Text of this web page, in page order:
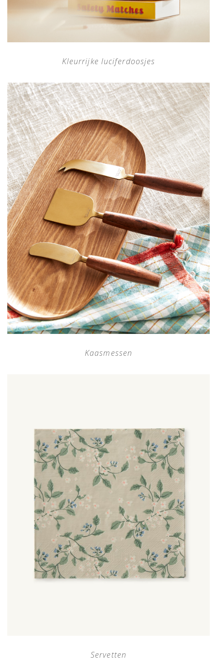
Kleurrijke luciferdoosjes
Kaasmessen
Servetten